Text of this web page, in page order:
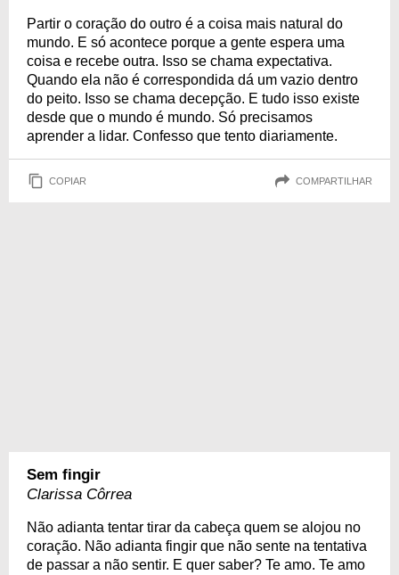
Partir o coração do outro é a coisa mais natural do
mundo. E só acontece porque a gente espera uma
coisa e recebe outra. Isso se chama expectativa.
Quando ela não é correspondida dá um vazio dentro
do peito. Isso se chama decepção. E tudo isso existe
desde que o mundo é mundo. Só precisamos
aprender a lidar. Confesso que tento diariamente.
COPIAR COMPARTILHAR
Sem fingir
Clarissa Côrrea
Não adianta tentar tirar da cabeça quem se alojou no
coração. Não adianta fingir que não sente na tentativa
de passar a não sentir. E quer saber? Te amo. Te amo